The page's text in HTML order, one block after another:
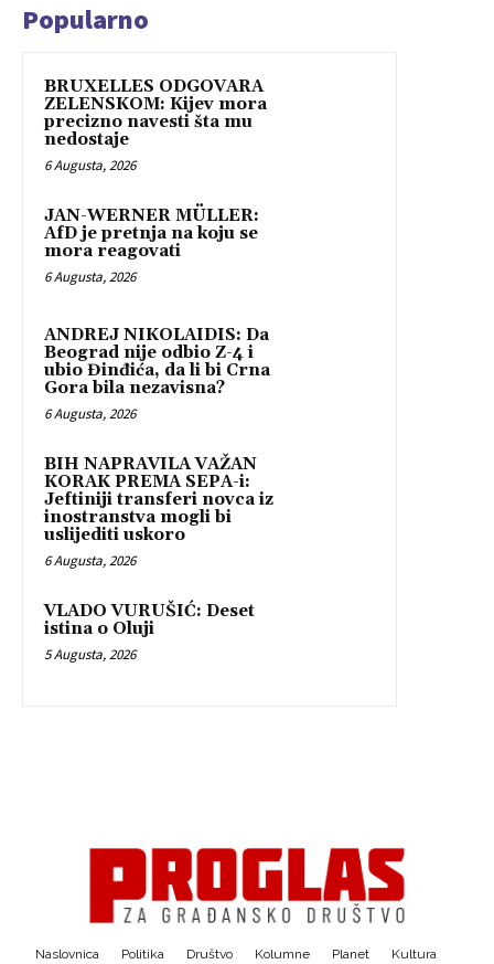
Popularno
BRUXELLES ODGOVARA
ZELENSKOM: Kijev mora
precizno navesti šta mu
nedostaje
6 Augusta, 2026
JAN-WERNER MÜLLER:
AfD je pretnja na koju se
mora reagovati
6 Augusta, 2026
ANDREJ NIKOLAIDIS: Da
Beograd nije odbio Z-4 i
ubio Đinđića, da li bi Crna
Gora bila nezavisna?
6 Augusta, 2026
BIH NAPRAVILA VAŽAN
KORAK PREMA SEPA-i:
Jeftiniji transferi novca iz
inostranstva mogli bi
uslijediti uskoro
6 Augusta, 2026
VLADO VURUŠIĆ: Deset
istina o Oluji
5 Augusta, 2026
Naslovnica Politika Društvo Kolumne Planet Kultura